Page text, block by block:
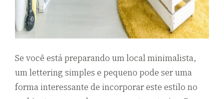
Se você está preparando um local minimalista,
um lettering simples e pequeno pode ser uma
forma interessante de incorporar este estilo no